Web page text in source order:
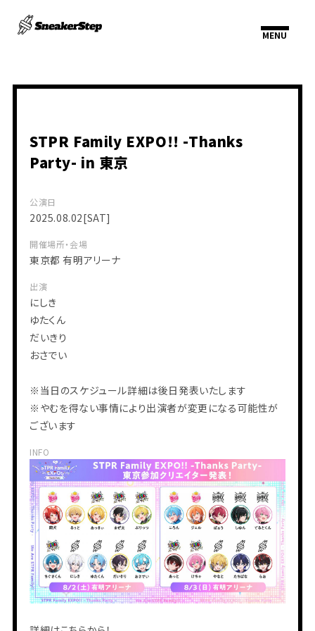
会員登録 ログイン
PHOTO
MOVIE
STPR Family EXPO!! -Thanks
Party- in 東京
公演日
2025.08.02[SAT]
開催場所・会場
東京都有明アリーナ
出演
にしき
ゆたくん
だいきり
おさでい
※当日のスケジュール詳細は後日発表いたします
※やむを得ない事情により出演者が変更になる可能性が
ございます
INFO